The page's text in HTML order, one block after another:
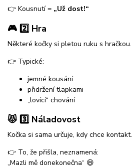
👉 Kousnutí = „Už dost!“
🎮 2️⃣ Hra
Některé kočky si pletou ruku s hračkou.
👉 Typické:
jemné kousání
přidržení tlapkami
„lovící“ chování
😾 3️⃣ Náladovost
Kočka si sama určuje, kdy chce kontakt.
👉 To, že přišla, neznamená:
„Mazli mě donekonečna“ 😄